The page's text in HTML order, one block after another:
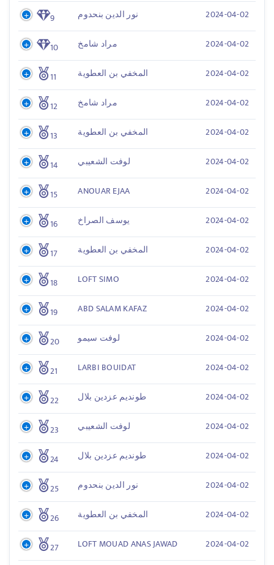
9 نور الدين بنحدوم 2024-04-02
10 مراد شامخ 2024-04-02
11 المخفي بن العطوية 2024-04-02
12 مراد شامخ 2024-04-02
13 المخفي بن العطوية 2024-04-02
14 لوفت الشعيبي 2024-04-02
15 ANOUAR EJAA 2024-04-02
16 يوسف الصراخ 2024-04-02
17 المخفي بن العطوية 2024-04-02
18 LOFT SIMO 2024-04-02
19 ABD SALAM KAFAZ 2024-04-02
20 لوفت سيمو 2024-04-02
21 LARBI BOUIDAT 2024-04-02
22 طونديم عزدين بلال 2024-04-02
23 لوفت الشعيبي 2024-04-02
24 طونديم عزدين بلال 2024-04-02
25 نور الدين بنحدوم 2024-04-02
26 المخفي بن العطوية 2024-04-02
27 LOFT MOUAD ANAS JAWAD 2024-04-02